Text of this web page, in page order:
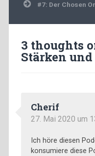
#7: Der Chosen
3 thoughts
Stärken
Cherif
27. Mai 2020 um
Ich höre diesen
konsumiere diese